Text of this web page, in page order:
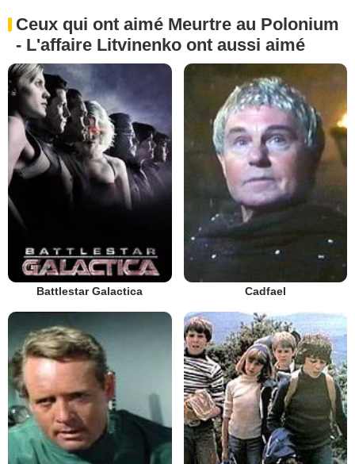
Ceux qui ont aimé Meurtre au Polonium
- L'affaire Litvinenko ont aussi aimé
Battlestar Galactica Cadfael